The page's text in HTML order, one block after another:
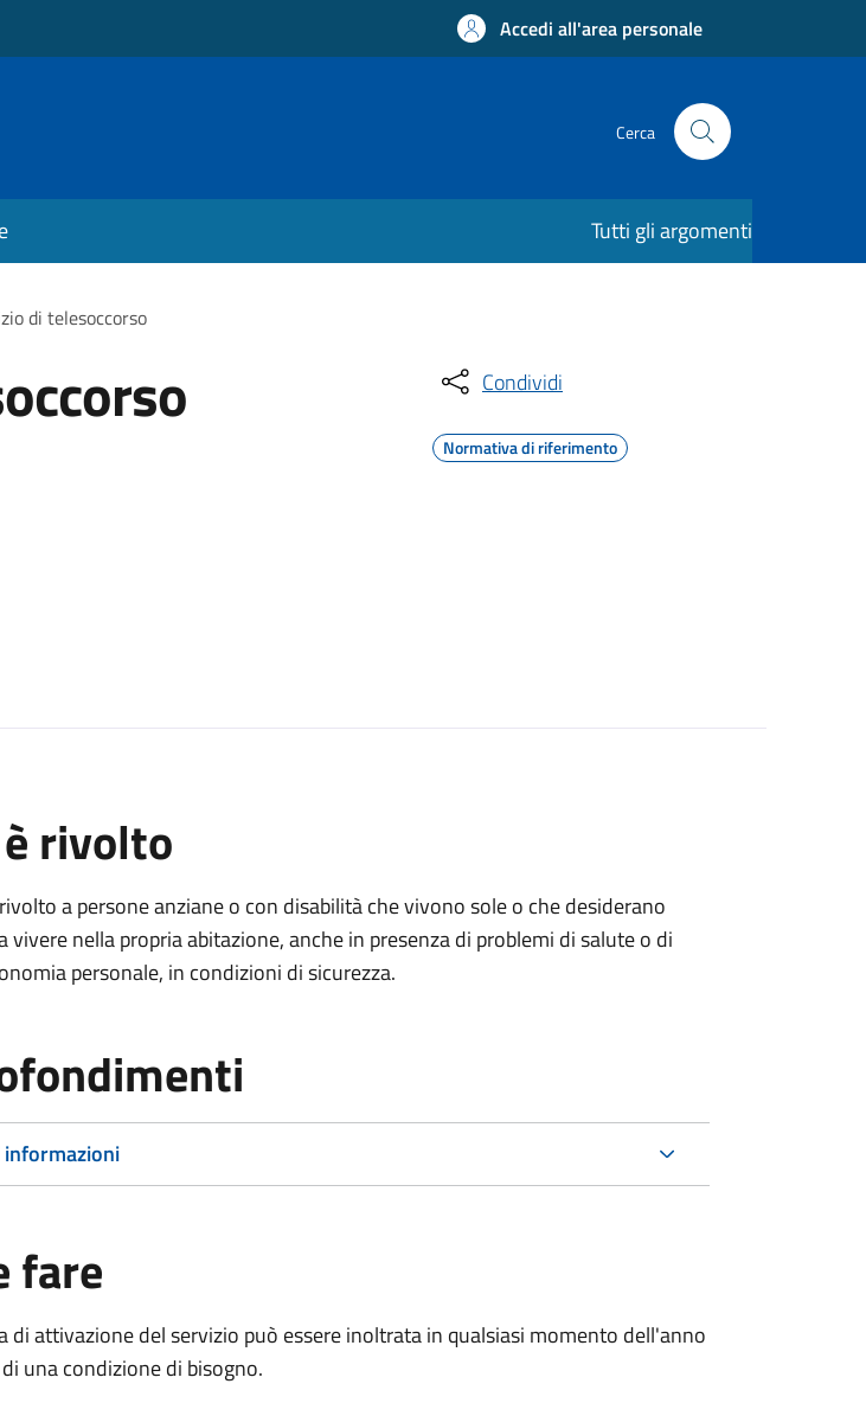
Accedi all'area personale
Cerca
Tutti gli argomenti
di telesoccorso
Condividi
Normativa di riferimento
rivolto
a persone anziane o con disabilità che vivono sole o che desiderano
vivere nella propria abitazione, anche in presenza di problemi di salute o di
personale, in condizioni di sicurezza.
fare
di attivazione del servizio può essere inoltrata in qualsiasi momento dell'anno
una condizione di bisogno.